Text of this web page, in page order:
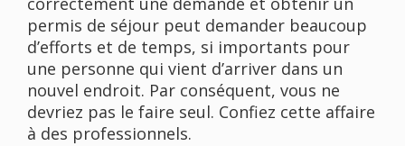
permis de séjour peut demander beaucoup
d’efforts et de temps, si importants pour
une personne qui vient d’arriver dans un
nouvel endroit. Par conséquent, vous ne
devriez pas le faire seul. Confiez cette affaire
à des professionnels.